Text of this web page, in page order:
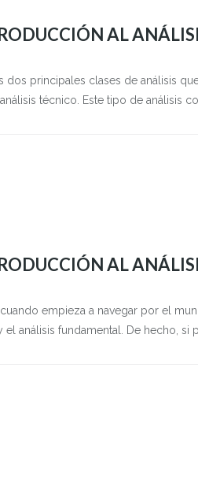
AL
principales clases de análisis
técnico. Este tipo de análisis
AL
empieza a navegar por el
análisis fundamental. De hecho, si